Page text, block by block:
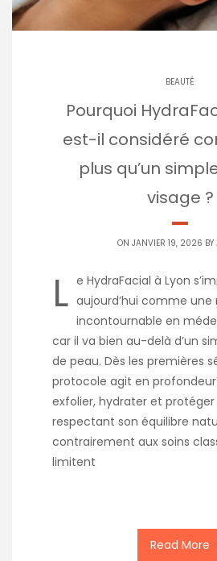
BEAUTÉ
Pourquoi
est-il considéré
plus qu’un
visage ?
ON JANVIER 19, 2026 BY
L e HydraFacial à Lyon
aujourd’hui comme
incontournable en
car il va bien au-delà d’un
de peau. Dès les premières
protocole agit en
exfolier, hydrater et
respectant son équilibre
contrairement aux soins
limitent
Read More